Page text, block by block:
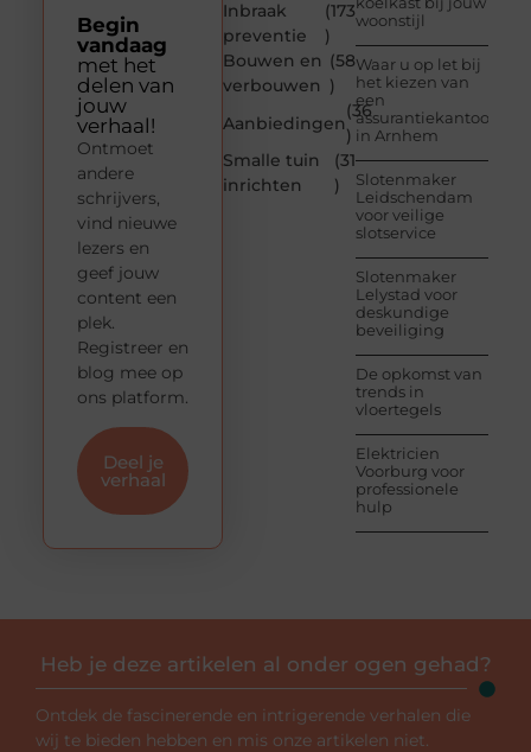
Inbraak
preventie
(173
)
Bouwen en
verbouwen
(58
)
Aanbiedingen
(36
)
Smalle tuin
inrichten
(31
)
woonstijl
Waar u op let bij
het kiezen van
een
assurantiekantoor
in Arnhem
Slotenmaker
Leidschendam
voor veilige
slotservice
Slotenmaker
Lelystad voor
deskundige
beveiliging
De opkomst van
trends in
vloertegels
Elektricien
Voorburg voor
professionele
hulp
Begin
vandaag
met het
delen van
jouw
verhaal!
Ontmoet
andere
schrijvers,
vind nieuwe
lezers en
geef jouw
content een
plek.
Registreer en
blog mee op
ons platform.
Deel je
verhaal
Heb je deze artikelen al onder ogen gehad?
Ontdek de fascinerende en intrigerende verhalen die
wij te bieden hebben en mis onze artikelen niet.